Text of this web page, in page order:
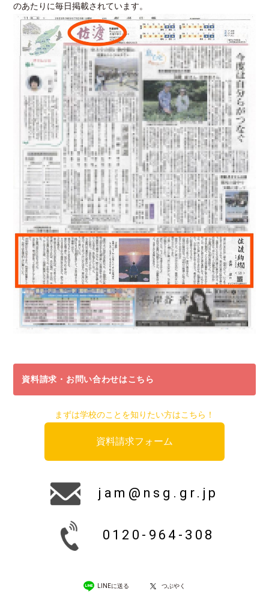
のあたりに毎日掲載されています。
資料請求・お問い合わせはこちら
まずは学校のことを知りたい方はこちら！
資料請求フォーム
jam@nsg.gr.jp
0120-964-308
LINEに送る つぶやく